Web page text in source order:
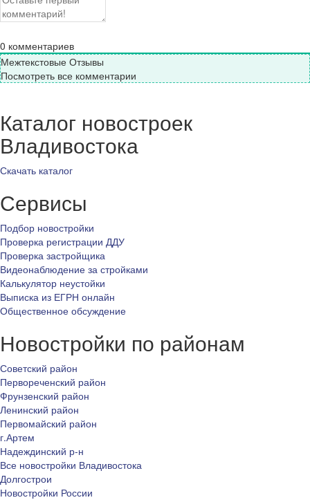
0 комментариев
Межтекстовые Отзывы
Посмотреть все комментарии
Каталог новостроек
Владивостока
Скачать каталог
Сервисы
Подбор новостройки
Проверка регистрации ДДУ
Проверка застройщика
Видеонаблюдение за стройками
Калькулятор неустойки
Выписка из ЕГРН онлайн
Общественное обсуждение
Новостройки по районам
Советский район
Первореченский район
Фрунзенский район
Ленинский район
Первомайский район
г.Артем
Надеждинский р-н
Все новостройки Владивостока
Долгострои
Новостройки России